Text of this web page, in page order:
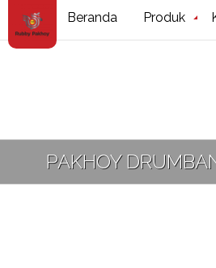
Beranda Produk
PAKHOY